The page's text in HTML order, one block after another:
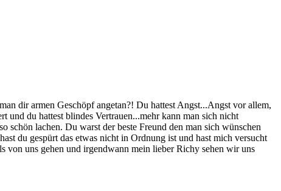
dir armen Geschöpf angetan?! Du hattest Angst...Angst vor allem,
und du hattest blindes Vertrauen...mehr kann man sich nicht
schön lachen. Du warst der beste Freund den man sich wünschen
du gespürt das etwas nicht in Ordnung ist und hast mich versucht
von uns gehen und irgendwann mein lieber Richy sehen wir uns